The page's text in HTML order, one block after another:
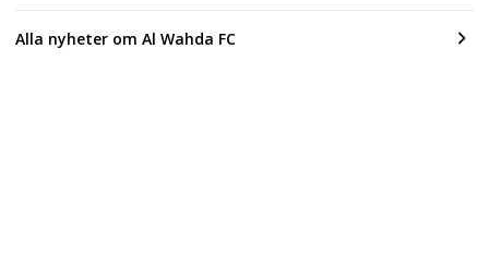
Alla nyheter om Al Wahda FC